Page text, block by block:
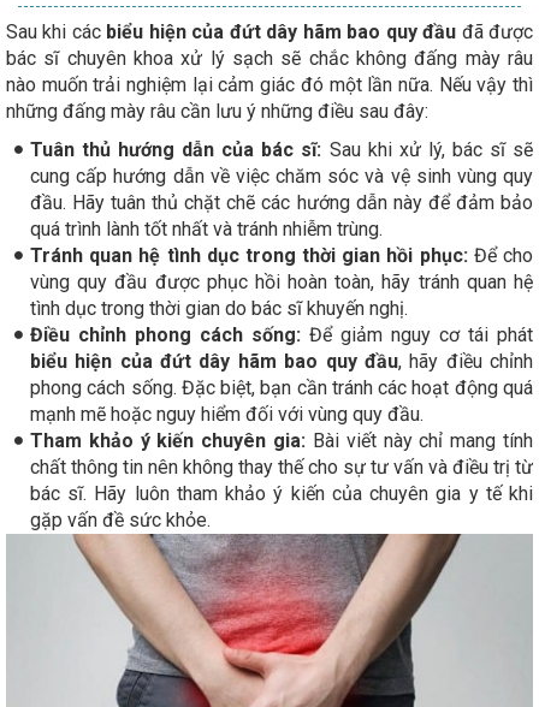
Sau khi các biểu hiện của đứt dây hãm bao quy đầu đã được
bác sĩ chuyên khoa xử lý sạch sẽ chắc không đấng mày râu
nào muốn trải nghiệm lại cảm giác đó một lần nữa. Nếu vậy thì
những đấng mày râu cần lưu ý những điều sau đây:
Tuân thủ hướng dẫn của bác sĩ: Sau khi xử lý, bác sĩ sẽ
cung cấp hướng dẫn về việc chăm sóc và vệ sinh vùng quy
đầu. Hãy tuân thủ chặt chẽ các hướng dẫn này để đảm bảo
quá trình lành tốt nhất và tránh nhiễm trùng.
Tránh quan hệ tình dục trong thời gian hồi phục:Để cho
vùng quy đầu được phục hồi hoàn toàn, hãy tránh quan hệ
tình dục trong thời gian do bác sĩ khuyến nghị.
Điều chỉnh phong cách sống: Để giảm nguy cơ tái phát
biểu hiện của đứt dây hãm bao quy đầu, hãy điều chỉnh
phong cách sống. Đặc biệt, bạn cần tránh các hoạt động quá
mạnh mẽ hoặc nguy hiểm đối với vùng quy đầu.
Tham khảo ý kiến chuyên gia: Bài viết này chỉ mang tính
chất thông tin nên không thay thế cho sự tư vấn và điều trị từ
bác sĩ. Hãy luôn tham khảo ý kiến của chuyên gia y tế khi
gặp vấn đề sức khỏe.